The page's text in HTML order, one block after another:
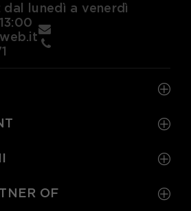
lunedì a venerdì
OF